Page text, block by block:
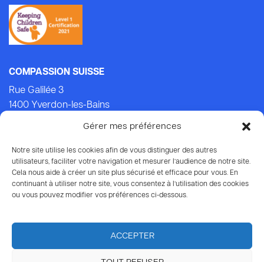
Gérer mes préférences
Notre site utilise les cookies afin de vous distinguer des autres
utilisateurs, faciliter votre navigation et mesurer l’audience de notre site.
Cela nous aide à créer un site plus sécurisé et efficace pour vous. En
continuant à utiliser notre site, vous consentez à l’utilisation des cookies
ou vous pouvez modifier vos préférences ci-dessous.
ACCEPTER
COMPASSION SUISSE
Rue Galilée 3
1400 Yverdon-les-Bains
IBAN CH93 8080 8007 6814 3434 7
Vos dons à Compassion sont déductibles des impôts.